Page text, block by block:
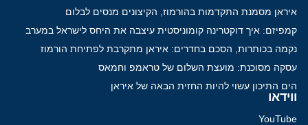
איראן מסמנת התקדמות בהורמוז, הקיצונים מנסים לבלום
קמפיזם: איך דוקטרינה קומוניסטית עיצבה את היחס לישראל במערב
נקמה בכותרות, הסכם בחדרים: איראן מתקרבת לפתיחת הורמוז
עסקה מסוכנת: מועצת השלום של טראמפ וחמאס
הים התיכון עשוי להיות החזית הבאה של איראן
ווידאו
YouTube